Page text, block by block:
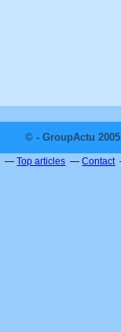
© - GroupActu
Top articles Contact